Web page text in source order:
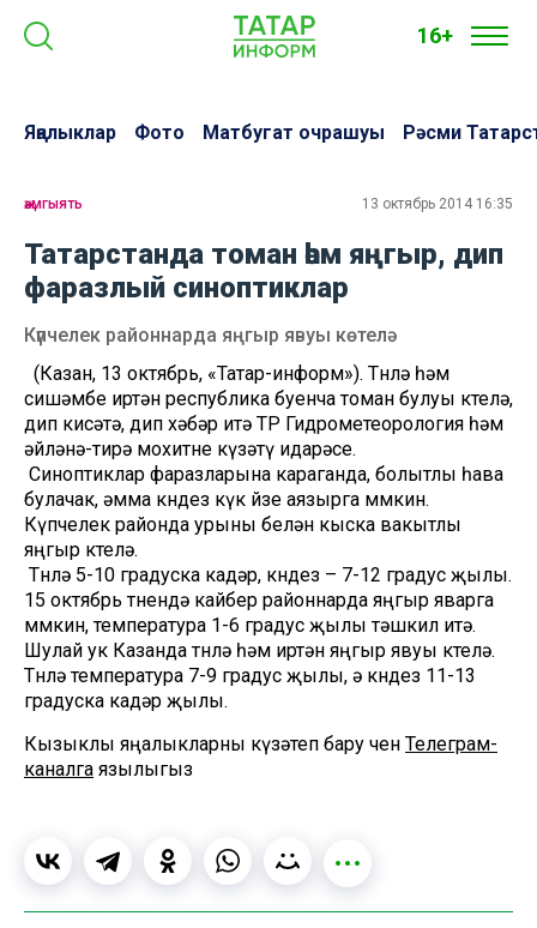
16+
Яңалыклар Фото Матбугат очрашуы Рәсми
җәмгыять 13 октябрь 2014 16:35
Татарстанда томан һәм яңгыр, дип
фаразлый синоптиклар
Күпчелек районнарда яңгыр явуы көтелә
(Казан, 13 октябрь, «Татар-информ»). Төнлә һәм
сишәмбе иртән республика буенча томан булуы көтелә,
дип кисәтә, дип хәбәр итә ТР Гидрометеорология һәм
әйләнә-тирә мохитне күзәтү идарәсе.
Синоптиклар фаразларына караганда, болытлы һава
булачак, әмма көндез күк йөзе аязырга мөмкин.
Күпчелек районда урыны белән кыска вакытлы
яңгыр көтелә.
Төнлә 5-10 градуска кадәр, көндез – 7-12 градус җылы.
15 октябрь төнендә кайбер районнарда яңгыр яварга
мөмкин, температура 1-6 градус җылы тәшкил итә.
Шулай ук Казанда төнлә һәм иртән яңгыр явуы көтелә.
Төнлә температура 7-9 градус җылы, ә көндез 11-13
градуска кадәр җылы.
Кызыклы яңалыкларны күзәтеп бару өчен Телеграм-
каналга язылыгыз